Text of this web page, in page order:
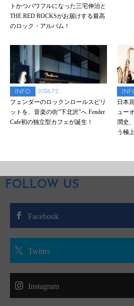
トかつパワフルになった三宅伸治と
THE RED ROCKSがお届けする最高
のロック・アルバム！
INFO 2026.7.2
フェンダーのロックンロールスピリ
ットを、音楽の街“下北沢”へ Fender
Cafe初の独立型カフェが誕生！
日本
ュー
潤史
う極
FOLLOW US
Facebook
Twitter
Instagram